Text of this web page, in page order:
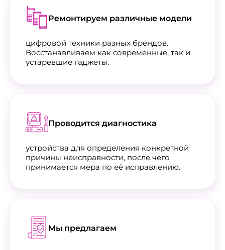
Ремонтируем различные модели
цифровой техники разных брендов.
Восстанавливаем как современные, так и
устаревшие гаджеты.
Проводится диагностика
устройства для определения конкретной
причины неисправности, после чего
принимается мера по её исправлению.
Мы предлагаем